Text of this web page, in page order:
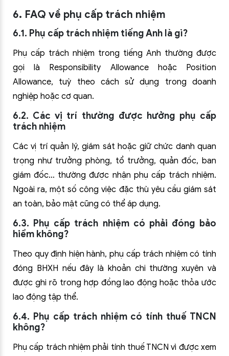
6. FAQ về phụ cấp trách nhiệm
6.1. Phụ cấp trách nhiệm tiếng Anh là gì?
Phụ cấp trách nhiệm trong tiếng Anh thường được
gọi là Responsibility Allowance hoặc Position
Allowance, tuỳ theo cách sử dụng trong doanh
nghiệp hoặc cơ quan.
6.2. Các vị trí thường được hưởng phụ cấp
trách nhiệm
Các vị trí quản lý, giám sát hoặc giữ chức danh quan
trọng như trưởng phòng, tổ trưởng, quản đốc, ban
giám đốc… thường được nhận phụ cấp trách nhiệm.
Ngoài ra, một số công việc đặc thù yêu cầu giám sát
an toàn, bảo mật cũng có thể áp dụng.
6.3. Phụ cấp trách nhiệm có phải đóng bảo
hiểm không?
Theo quy định hiện hành, phụ cấp trách nhiệm có tính
đóng BHXH nếu đây là khoản chi thường xuyên và
được ghi rõ trong hợp đồng lao động hoặc thỏa ước
lao động tập thể.
6.4. Phụ cấp trách nhiệm có tính thuế TNCN
không?
Phụ cấp trách nhiệm phải tính thuế TNCN vì được xem